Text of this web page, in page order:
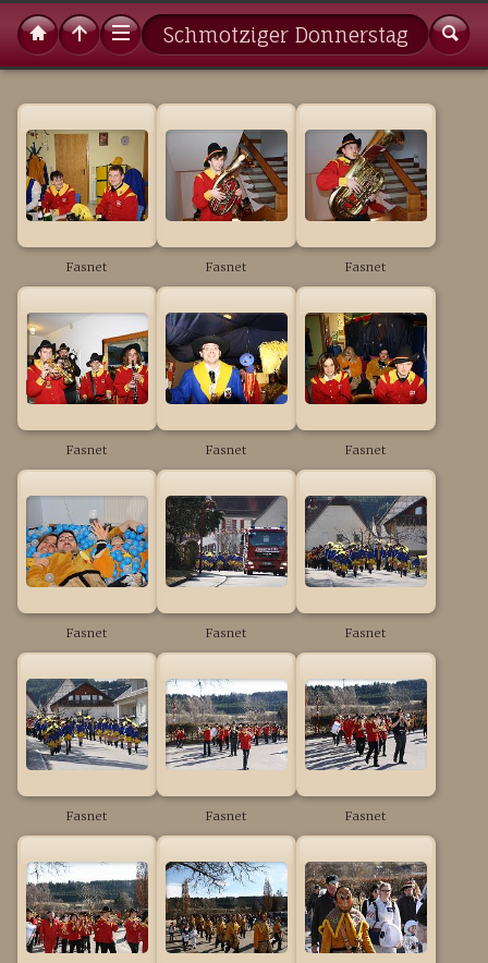
Schmotziger Donnerstag
Fasnet Fasnet Fasnet
Fasnet Fasnet Fasnet
Fasnet Fasnet Fasnet
Fasnet Fasnet Fasnet